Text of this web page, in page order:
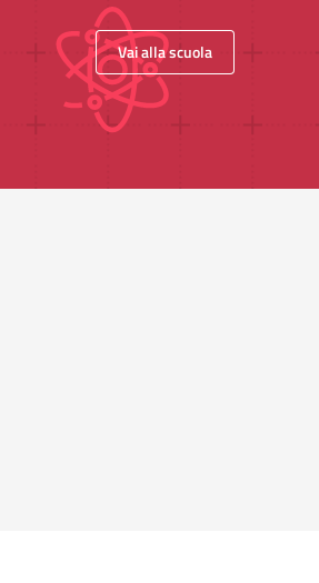
Vai alla scuola